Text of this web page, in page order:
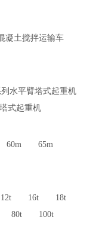
凝土搅拌运输车
列水平臂塔式起重机
式起重机
60m
65m
12t 16t
18t
80t 100t